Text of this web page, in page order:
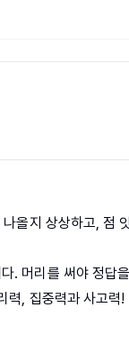
올지 상상하고, 점
. 머리를 써야 정답
력, 집중력과 사고력